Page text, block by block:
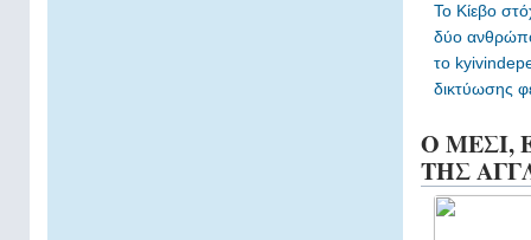
Το Κίεβο
δύο
το
δικτύωσης
Ο ΜΕΣΙ,
ΤΗΣ